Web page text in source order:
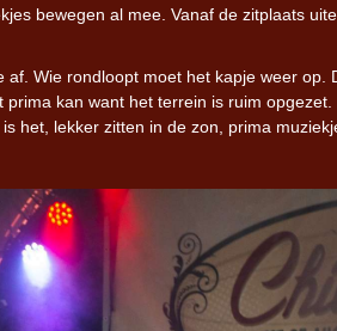
bewegen al mee. Vanaf de zitplaats
Wie rondloopt moet het kapje weer op.
kan want het terrein is ruim opgezet.
het, lekker zitten in de zon, prima